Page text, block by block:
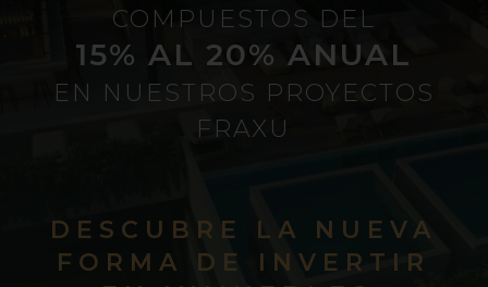
COMPUESTOS DEL
15% AL 20% ANUAL
EN NUESTROS PROYECTOS
FRAXU
DESCUBRE LA NUEVA
FORMA DE INVERTIR